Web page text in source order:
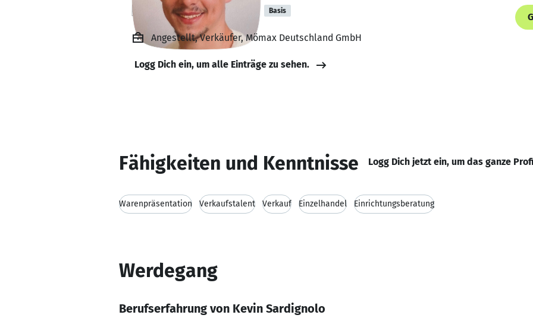
Kevin Sardignolo Basis
Angestellt, Verkäufer, Mömax Deutschland GmbH
Logg Dich ein, um alle Einträge zu sehen.
Fähigkeiten und Kenntnisse Logg Dich jetzt ein, um das ganze
Warenpräsentation Verkaufstalent Verkauf Einzelhandel Einrichtungsberatung
Werdegang
Berufserfahrung von Kevin Sardignolo